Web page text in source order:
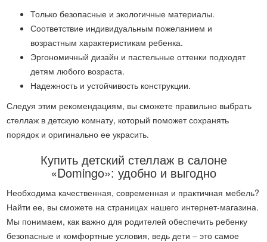
Только безопасные и экологичные материалы.
Соответствие индивидуальным пожеланием и
возрастным характеристикам ребенка.
Эргономичный дизайн и пастельные оттенки подходят
детям любого возраста.
Надежность и устойчивость конструкции.
Следуя этим рекомендациям, вы сможете правильно выбрать
стеллаж в детскую комнату, который поможет сохранять
порядок и оригинально ее украсить.
Купить детский стеллаж в салоне
«Domingo»: удобно и выгодно
Необходима качественная, современная и практичная мебель?
Найти ее, вы сможете на страницах нашего интернет-магазина.
Мы понимаем, как важно для родителей обеспечить ребенку
безопасные и комфортные условия, ведь дети – это самое